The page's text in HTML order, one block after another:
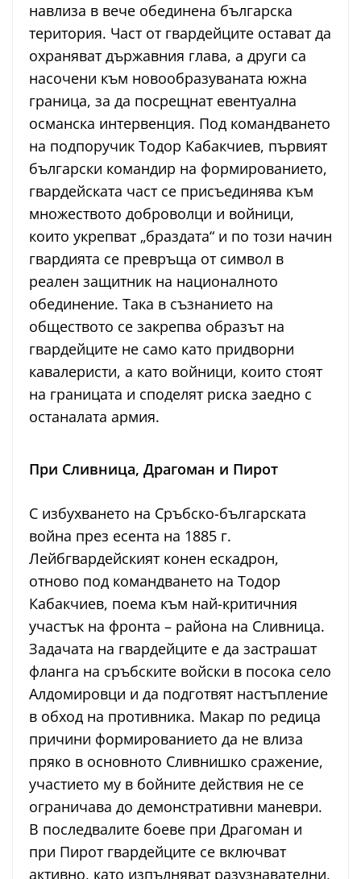
навлиза в вече обединена българска
територия. Част от гвардейците остават да
охраняват държавния глава, а други са
насочени към новообразуваната южна
граница, за да посрещнат евентуална
османска интервенция. Под командването
на подпоручик Тодор Кабакчиев, първият
български командир на формированието,
гвардейската част се присъединява към
множеството доброволци и войници,
които укрепват „браздата“ и по този начин
гвардията се превръща от символ в
реален защитник на националното
обединение. Така в съзнанието на
обществото се закрепва образът на
гвардейците не само като придворни
кавалеристи, а като войници, които стоят
на границата и споделят риска заедно с
останалата армия.
При Сливница, Драгоман и Пирот
С избухването на Сръбско-българската
война през есента на 1885 г.
Лейбгвардейският конен ескадрон,
отново под командването на Тодор
Кабакчиев, поема към най-критичния
участък на фронта – района на Сливница.
Задачата на гвардейците е да застрашат
фланга на сръбските войски в посока село
Алдомировци и да подготвят настъпление
в обход на противника. Макар по редица
причини формированието да не влиза
пряко в основното Сливнишко сражение,
участието му в бойните действия не се
ограничава до демонстративни маневри.
В последвалите боеве при Драгоман и
при Пирот гвардейците се включват
активно, като изпълняват разузнавателни,